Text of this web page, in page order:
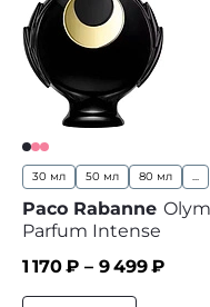
30 мл 50 мл 80 мл ...
Paco Rabanne
Parfum Intense
1 170₽ – 9 499₽